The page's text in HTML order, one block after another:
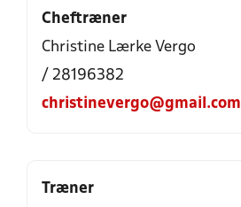
Cheftræner
Christine Lærke Vergo
/ 28196382
christinevergo@gmail.com
Træner